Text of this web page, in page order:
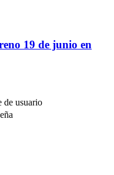
19 de junio en
de usuario